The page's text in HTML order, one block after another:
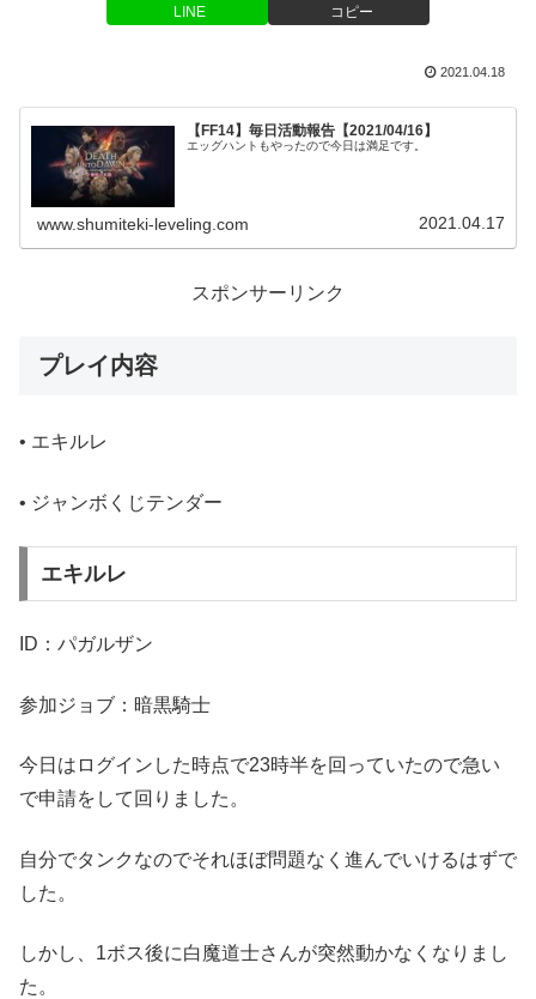
LINE コピー
2021.04.18
【FF14】毎日活動報告【2021/04/16】
エッグハントもやったので今日は満足です。
www.shumiteki-leveling.com 2021.04.17
スポンサーリンク
プレイ内容
• エキルレ
• ジャンボくじテンダー
エキルレ
ID：パガルザン
参加ジョブ：暗黒騎士
今日はログインした時点で23時半を回っていたので急い
で申請をして回りました。
自分でタンクなのでそれほぼ問題なく進んでいけるはずで
した。
しかし、1ボス後に白魔道士さんが突然動かなくなりまし
た。